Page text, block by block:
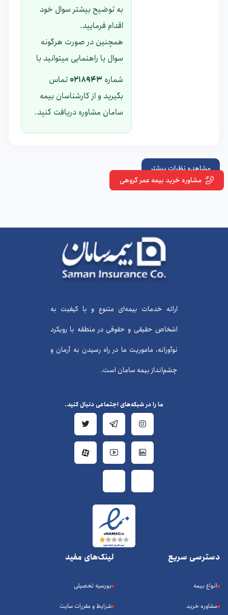
به توضیح بیشتر سوال خود
اقدام فرمایید.
همچنین در صورت هرگونه
سوال یا راهنمایی میتوانید با
شماره 0218943 تماس
بگیرید و از کارشناسان بیمه
سامان مشاوره دریافت کنید.
مشاهده نظرات بیشتر
مشاوره خرید بیمه عمر گروهی
ارائه خدمات بیمه‌ای متنوع و با کیفیت به
اشخاص حقیقی و حقوقی در منطقه با رویکرد
نوآورانه، ماموریت ما در راه رسیدن به آرمان و
چشم‌انداز بیمه سامان است.
دسترسی سریع
انواع بیمه
مشاوره خرید
لینک‌های مفید
بورسیه تحصیلی
شرایط و مقررات سایت
ما را در شبکه‌های اجتماعی دنبال کنید.